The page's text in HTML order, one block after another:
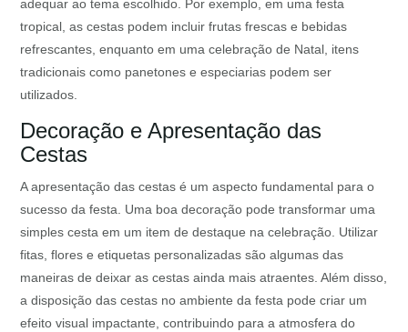
adequar ao tema escolhido. Por exemplo, em uma festa
tropical, as cestas podem incluir frutas frescas e bebidas
refrescantes, enquanto em uma celebração de Natal, itens
tradicionais como panetones e especiarias podem ser
utilizados.
Decoração e Apresentação das
Cestas
A apresentação das cestas é um aspecto fundamental para o
sucesso da festa. Uma boa decoração pode transformar uma
simples cesta em um item de destaque na celebração. Utilizar
fitas, flores e etiquetas personalizadas são algumas das
maneiras de deixar as cestas ainda mais atraentes. Além disso,
a disposição das cestas no ambiente da festa pode criar um
efeito visual impactante, contribuindo para a atmosfera do